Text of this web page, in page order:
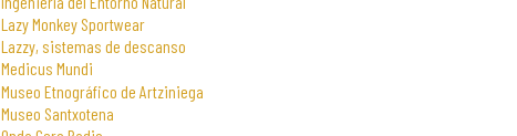
Lazy Monkey Sportwear
Lazzy, sistemas de descanso
Medicus Mundi
Museo Etnográfico de Artziniega
Museo Santxotena